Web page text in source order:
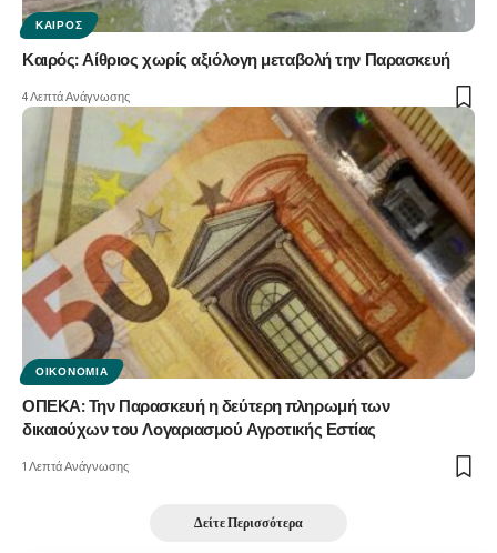
ΚΑΙΡΌΣ
Καιρός: Αίθριος χωρίς αξιόλογη μεταβολή την Παρασκευή
4 Λεπτά Ανάγνωσης
ΟΙΚΟΝΟΜΊΑ
ΟΠΕΚΑ: Την Παρασκευή η δεύτερη πληρωμή των
δικαιούχων του Λογαριασμού Αγροτικής Εστίας
1 Λεπτά Ανάγνωσης
Δείτε Περισσότερα